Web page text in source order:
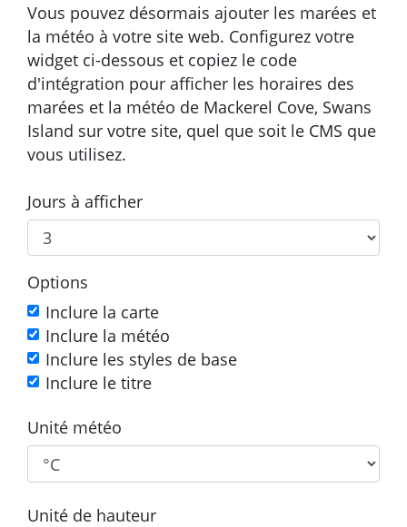
Vous pouvez désormais ajouter les marées et
la météo à votre site web. Configurez votre
widget ci-dessous et copiez le code
d'intégration pour afficher les horaires des
marées et la météo de Mackerel Cove, Swans
Island sur votre site, quel que soit le CMS que
vous utilisez.
Jours à afficher
Options
Inclure la carte
Inclure la météo
Inclure les styles de base
Inclure le titre
Unité météo
Unité de hauteur